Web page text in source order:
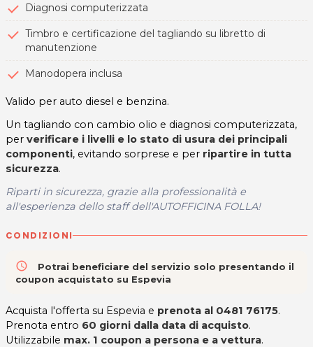
Diagnosi computerizzata
Timbro e certificazione del tagliando su libretto di
manutenzione
Manodopera inclusa
Valido per auto diesel e benzina.
Un tagliando con cambio olio e diagnosi computerizzata,
per verificare i livelli e lo stato di usura dei principali
componenti, evitando sorprese e per ripartire in tutta
sicurezza.
Riparti in sicurezza, grazie alla professionalità e
all'esperienza dello staff dell'AUTOFFICINA FOLLA!
CONDIZIONI
access_time
Potrai beneficiare del servizio solo presentando il
coupon acquistato su Espevia
Acquista l'offerta su Espevia e prenota al 0481 76175.
Prenota entro 60 giorni dalla data di acquisto.
Utilizzabile max. 1 coupon a persona e a vettura.